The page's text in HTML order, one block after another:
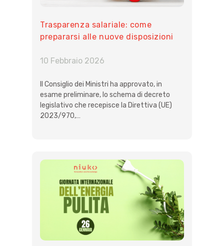
Trasparenza salariale: come
prepararsi alle nuove disposizioni
10 Febbraio 2026
Il Consiglio dei Ministri ha approvato, in
esame preliminare, lo schema di decreto
legislativo che recepisce la Direttiva (UE)
2023/970,…